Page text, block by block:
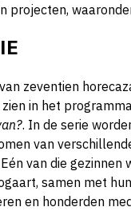
projecten,
zeventien
in het
. In de serie
van
van die gezinnen
samen met
en honderden